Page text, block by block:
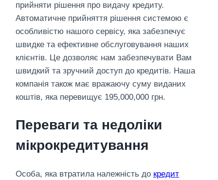
прийняти рішення про видачу кредиту.
Автоматичне прийняття рішення системою є
особливістю нашого сервісу, яка забезпечує
швидке та ефективне обслуговування наших
клієнтів. Це дозволяє нам забезпечувати Вам
швидкий та зручний доступ до кредитів. Наша
компанія також має вражаючу суму виданих
коштів, яка перевищує 195,000,000 грн.
Переваги та недоліки
мікрокредитування
Особа, яка втратила належність до кредит